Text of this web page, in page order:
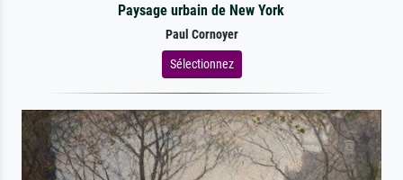
Paysage urbain de New York
Paul Cornoyer
Sélectionnez